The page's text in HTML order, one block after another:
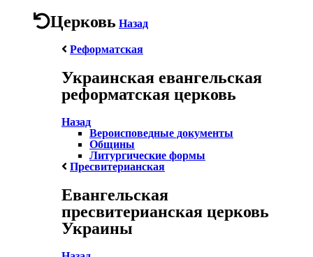
Церковь Назад
Реформатская
Украинская евангельская
реформатская церковь
Назад
Вероисповедные документы
Общины
Литургические формы
Пресвитерианская
Евангельская
пресвитерианская церковь
Украины